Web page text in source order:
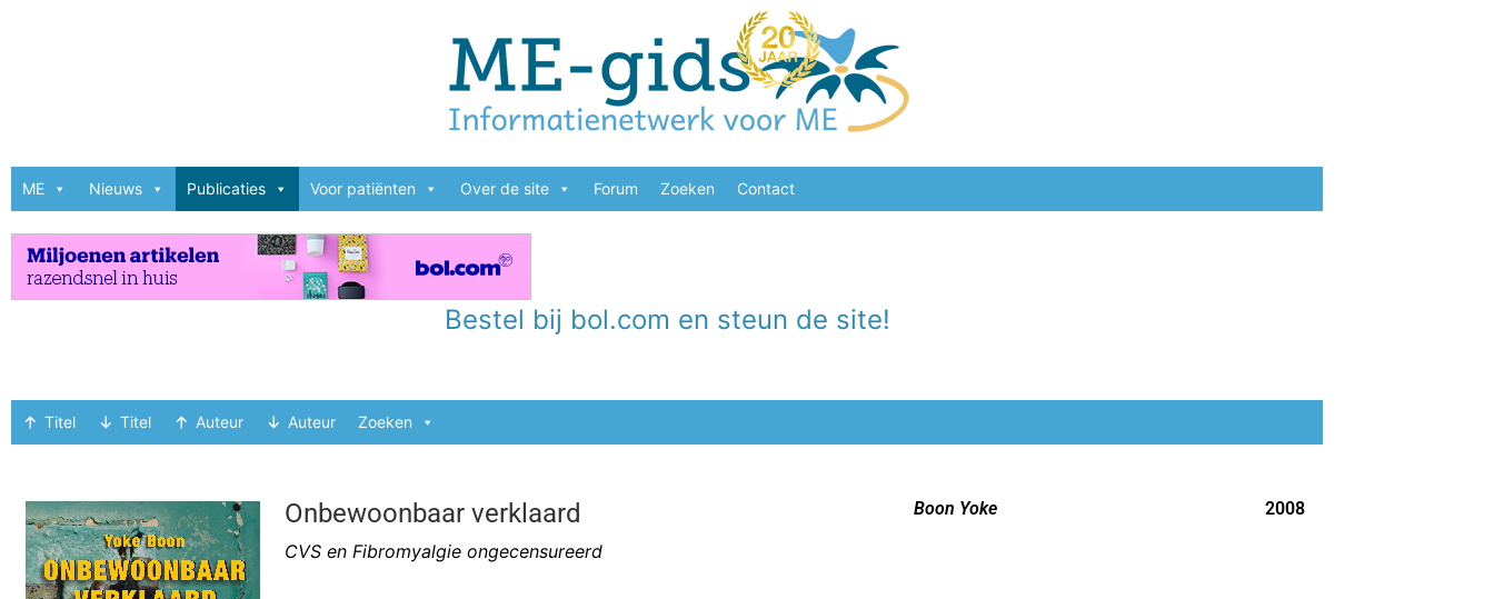
ME Nieuws Publicaties Voor patiënten Over de site Forum Zoeken Contact
Bestel bij bol.com en steun de site!
Titel Titel Auteur Auteur Zoeken
Onbewoonbaar verklaard Boon Yoke 2008
CVS en Fibromyalgie ongecensureerd